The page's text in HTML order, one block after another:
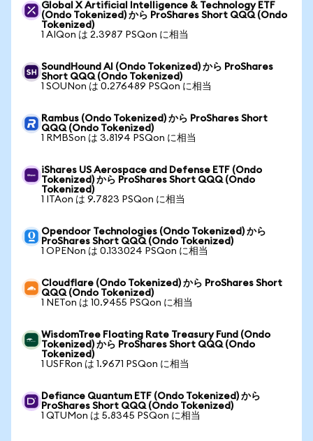
Global X Artificial Intelligence & Technology ETF
(Ondo Tokenized) から ProShares Short QQQ (Ondo
Tokenized)
1 AIQon は 2.3987 PSQon に相当
SoundHound AI (Ondo Tokenized) から ProShares
Short QQQ (Ondo Tokenized)
1 SOUNon は 0.276489 PSQon に相当
Rambus (Ondo Tokenized) から ProShares Short
QQQ (Ondo Tokenized)
1 RMBSon は 3.8194 PSQon に相当
iShares US Aerospace and Defense ETF (Ondo
Tokenized) から ProShares Short QQQ (Ondo
Tokenized)
1 ITAon は 9.7823 PSQon に相当
Opendoor Technologies (Ondo Tokenized) から
ProShares Short QQQ (Ondo Tokenized)
1 OPENon は 0.133024 PSQon に相当
Cloudflare (Ondo Tokenized) から ProShares Short
QQQ (Ondo Tokenized)
1 NETon は 10.9455 PSQon に相当
WisdomTree Floating Rate Treasury Fund (Ondo
Tokenized) から ProShares Short QQQ (Ondo
Tokenized)
1 USFRon は 1.9671 PSQon に相当
Defiance Quantum ETF (Ondo Tokenized) から
ProShares Short QQQ (Ondo Tokenized)
1 QTUMon は 5.8345 PSQon に相当